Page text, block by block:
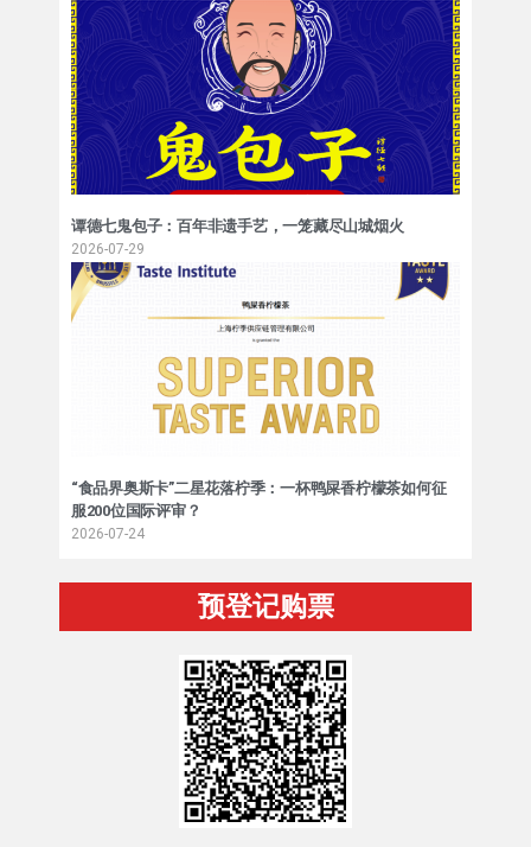
谭德七鬼包子：百年非遗手艺，一笼藏尽山城烟火
2026-07-29
“食品界奥斯卡”二星花落柠季：一杯鸭屎香柠檬茶如何征
服200位国际评审？
2026-07-24
预登记购票